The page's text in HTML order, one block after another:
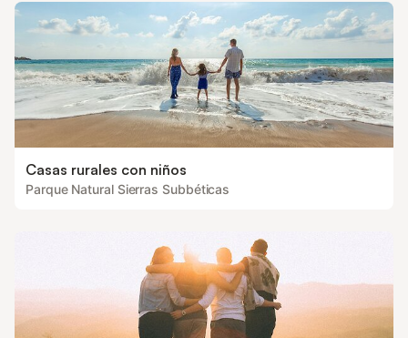
Casas rurales con niños
Parque Natural Sierras Subbéticas